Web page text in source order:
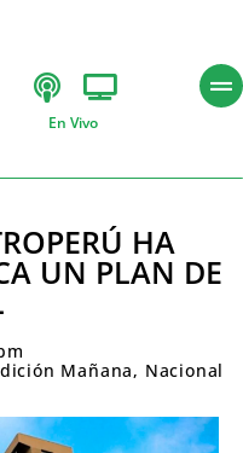
En Vivo
HA
UN PLAN DE
Mañana, Nacional